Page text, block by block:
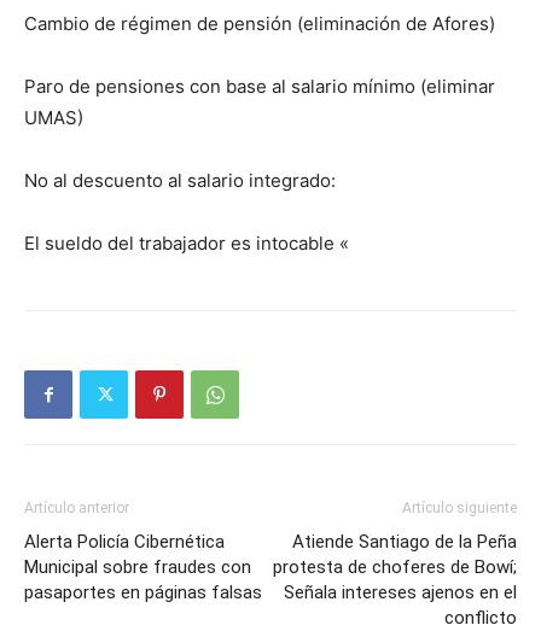
Cambio de régimen de pensión (eliminación de Afores)
Paro de pensiones con base al salario mínimo (eliminar
UMAS)
No al descuento al salario integrado:
El sueldo del trabajador es intocable «
Artículo anterior
Alerta Policía Cibernética
Municipal sobre fraudes con
pasaportes en páginas falsas
Artículo siguiente
Atiende Santiago de la Peña
protesta de choferes de Bowí;
Señala intereses ajenos en el
conflicto